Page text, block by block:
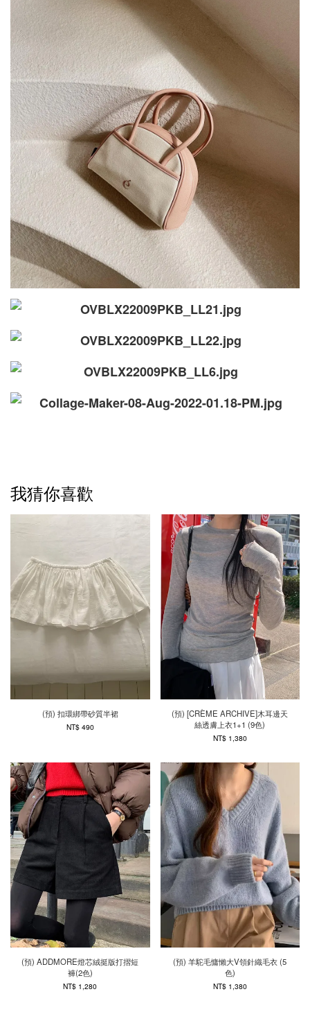
我猜你喜歡
(預) 扣環綁帶砂質半裙
NT$ 490
(預) [CRÈME ARCHIVE]木耳邊天
絲透膚上衣1+1 (9色)
NT$ 1,380
(預) ADDMORE燈芯絨挺版打摺短
褲(2色)
NT$ 1,280
(預) 羊駝毛慵懶大V領針織毛衣 (5
色)
NT$ 1,380